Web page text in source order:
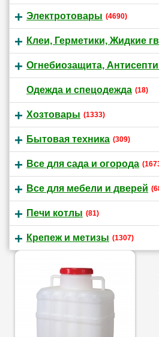
Электротовары (4690)
Клеи, Герметики, Жидкие
Огнебиозащита,
Одежда и спецодежда (18)
Хозтовары (1333)
Бытовая техника (309)
Все для сада и огорода
Все для мебели и дверей
Печи котлы (81)
Крепеж и метизы (1307)